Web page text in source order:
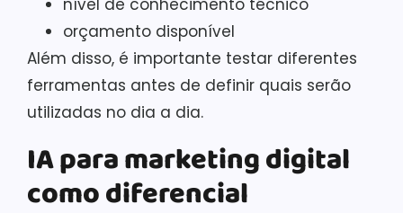
orçamento disponível
Além disso, é importante testar diferentes
ferramentas antes de definir quais serão
utilizadas no dia a dia.
IA para marketing digital
como diferencial